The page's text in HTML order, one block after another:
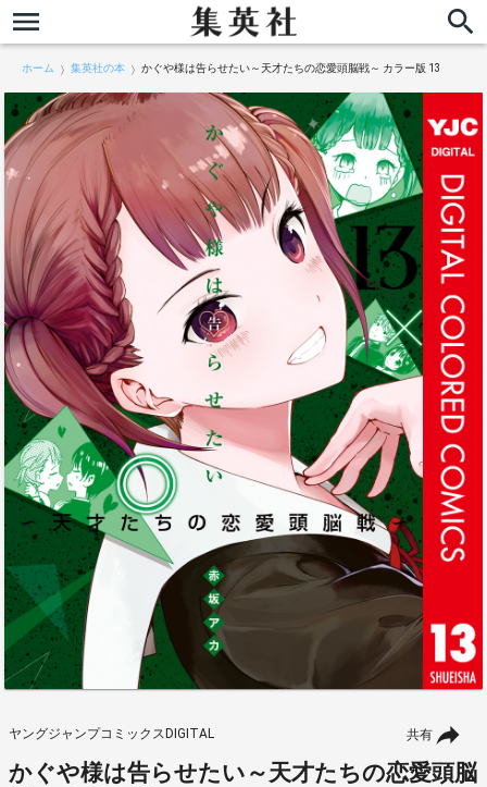
ホーム 集英社の本 かぐや様は告らせたい～天才たちの恋愛頭脳戦～ カラー版 13
共有
ヤングジャンプコミックスDIGITAL
かぐや様は告らせたい～天才たちの恋愛頭脳